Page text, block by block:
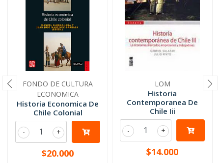
FONDO DE CULTURA
ECONOMICA
Historia Economica De
Chile Colonial
+
-
$20.000
LOM
Historia
Contemporanea De
Chile Iii
+
-
$14.000